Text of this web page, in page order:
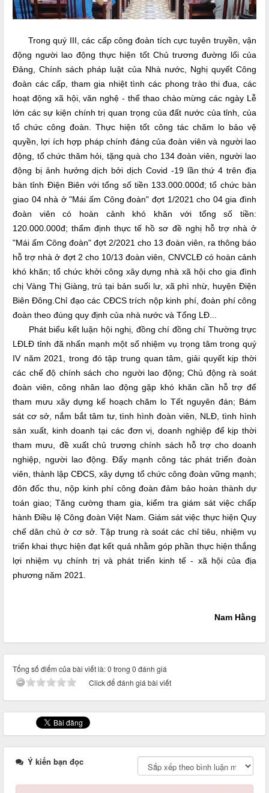
Trong quý III, các cấp công đoàn tích cực tuyên truyền, vận
động người lao động thực hiện tốt Chủ trương đường lối của
Đảng, Chính sách pháp luật của Nhà nước, Nghị quyết Công
đoàn các cấp, tham gia nhiệt tình các phong trào thi đua, các
hoạt động xã hội, văn nghệ - thể thao chào mừng các ngày Lễ
lớn các sự kiện chính trị quan trọng của đất nước của tỉnh, của
tổ chức công đoàn. Thực hiện tốt công tác chăm lo bảo vệ
quyền, lợi ích hợp pháp chính đáng của đoàn viên và người lao
động, tổ chức thăm hỏi, tặng quà cho 134 đoàn viên, người lao
động bị ảnh hưởng dịch bởi dịch Covid -19 lần thứ 4 trên địa
bàn tỉnh Điện Biên với tổng số tiền 133.000.000đ; tổ chức bàn
giao 04 nhà ở "Mái ấm Công đoàn" đợt 1/2021 cho 04 gia đình
đoàn viên có hoàn cảnh khó khăn với tổng số tiền:
120.000.000đ; thẩm định thực tế hồ sơ đề nghị hỗ trợ nhà ở
"Mái ấm Công đoàn" đợt 2/2021 cho 13 đoàn viên, ra thông báo
hỗ trợ nhà ở đợt 2 cho 10/13 đoàn viên, CNVCLĐ có hoàn cảnh
khó khăn; tổ chức khởi công xây dựng nhà xã hội cho gia đình
chị Vàng Thị Giàng, trú tại bản suối lư, xã phì nhừ, huyện Điện
Biên Đông.Chỉ đạo các CĐCS trích nộp kinh phí, đoàn phí công
đoàn theo đúng quy định của nhà nước và Tổng LĐ...
Phát biểu kết luận hội nghị, đồng chí đồng chí Thường trực
LĐLĐ tỉnh đã nhấn mạnh một số nhiệm vụ trọng tâm trong quý
IV năm 2021, trong đó tập trung quan tâm, giải quyết kịp thời
các chế độ chính sách cho người lao động; Chủ động rà soát
đoàn viên, công nhân lao động gặp khó khăn cần hỗ trợ để
tham mưu xây dựng kế hoạch chăm lo Tết nguyên đán; Bám
sát cơ sở, nắm bắt tâm tư, tình hình đoàn viên, NLĐ, tình hình
sản xuất, kinh doanh tại các đơn vị, doanh nghiệp để kịp thời
tham mưu, đề xuất chủ trương chính sách hỗ trợ cho doanh
nghiệp, người lao động. Đẩy mạnh công tác phát triển đoàn
viên, thành lập CĐCS, xây dựng tổ chức công đoàn vững mạnh;
đôn đốc thu, nộp kinh phí công đoàn đảm bảo hoàn thành dự
toán giao; Tăng cường tham gia, kiểm tra giám sát việc chấp
hành Điều lệ Công đoàn Việt Nam. Giám sát việc thực hiện Quy
chế dân chủ ở cơ sở. Tập trung rà soát các chỉ tiêu, nhiệm vụ
triển khai thực hiện đạt kết quả nhằm góp phần thực hiện thắng
lợi nhiệm vụ chính trị và phát triển kinh tế - xã hội của địa
phương năm 2021.
Nam Hằng
Tổng số điểm của bài viết là: 0 trong 0 đánh giá
Click để đánh giá bài viết
Ý kiến bạn đọc